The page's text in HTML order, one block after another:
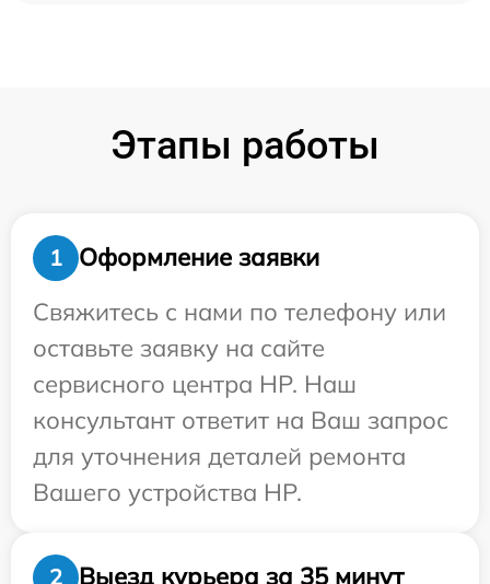
Этапы работы
1
Оформление заявки
Свяжитесь с нами по телефону или
оставьте заявку на сайте
сервисного центра HP. Наш
консультант ответит на Ваш запрос
для уточнения деталей ремонта
Вашего устройства HP.
2
Выезд курьера за 35 минут